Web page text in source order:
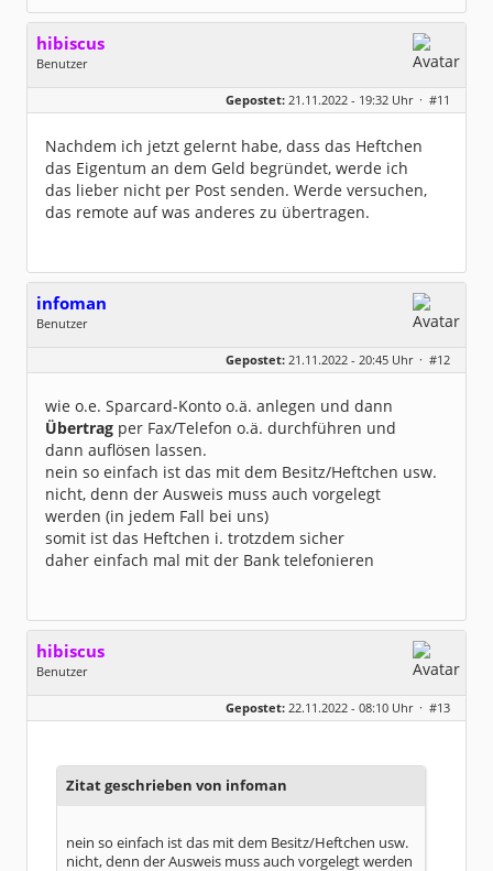
hibiscus
Benutzer
Geschlecht:
keine Angabe
Homepage:
willuhn.de/
Dabei seit:
03 / 2005
Gepostet: 21.11.2022 - 19:32 Uhr · #11
Nachdem ich jetzt gelernt habe, dass das Heftchen
das Eigentum an dem Geld begründet, werde ich
das lieber nicht per Post senden. Werde versuchen,
das remote auf was anderes zu übertragen.
infoman
Benutzer
Dabei seit:
06 / 2008
Gepostet: 21.11.2022 - 20:45 Uhr · #12
wie o.e. Sparcard-Konto o.ä. anlegen und dann
Übertrag per Fax/Telefon o.ä. durchführen und
dann auflösen lassen.
nein so einfach ist das mit dem Besitz/Heftchen usw.
nicht, denn der Ausweis muss auch vorgelegt
werden (in jedem Fall bei uns)
somit ist das Heftchen i. trotzdem sicher
daher einfach mal mit der Bank telefonieren
hibiscus
Benutzer
Geschlecht:
keine Angabe
Homepage:
willuhn.de/
Gepostet: 22.11.2022 - 08:10 Uhr · #13
Zitat geschrieben von infoman
nein so einfach ist das mit dem Besitz/Heftchen usw.
nicht, denn der Ausweis muss auch vorgelegt werden